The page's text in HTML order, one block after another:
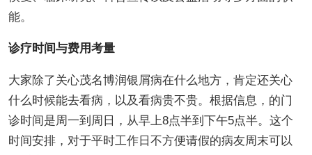
能。
诊疗时间与费用考量
大家除了关心茂名博润银屑病在什么地方，肯定还关心
什么时候能去看病，以及看病贵不贵。根据信息，的门
诊时间是周一到周日，从早上8点半到下午5点半。这个
时间安排，对于平时工作日不方便请假的病友周末可以